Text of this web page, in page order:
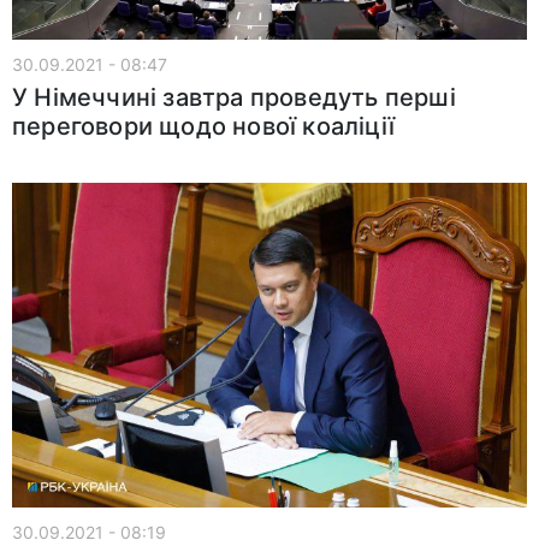
30.09.2021 - 08:47
У Німеччині завтра проведуть перші
переговори щодо нової коаліції
30.09.2021 - 08:19